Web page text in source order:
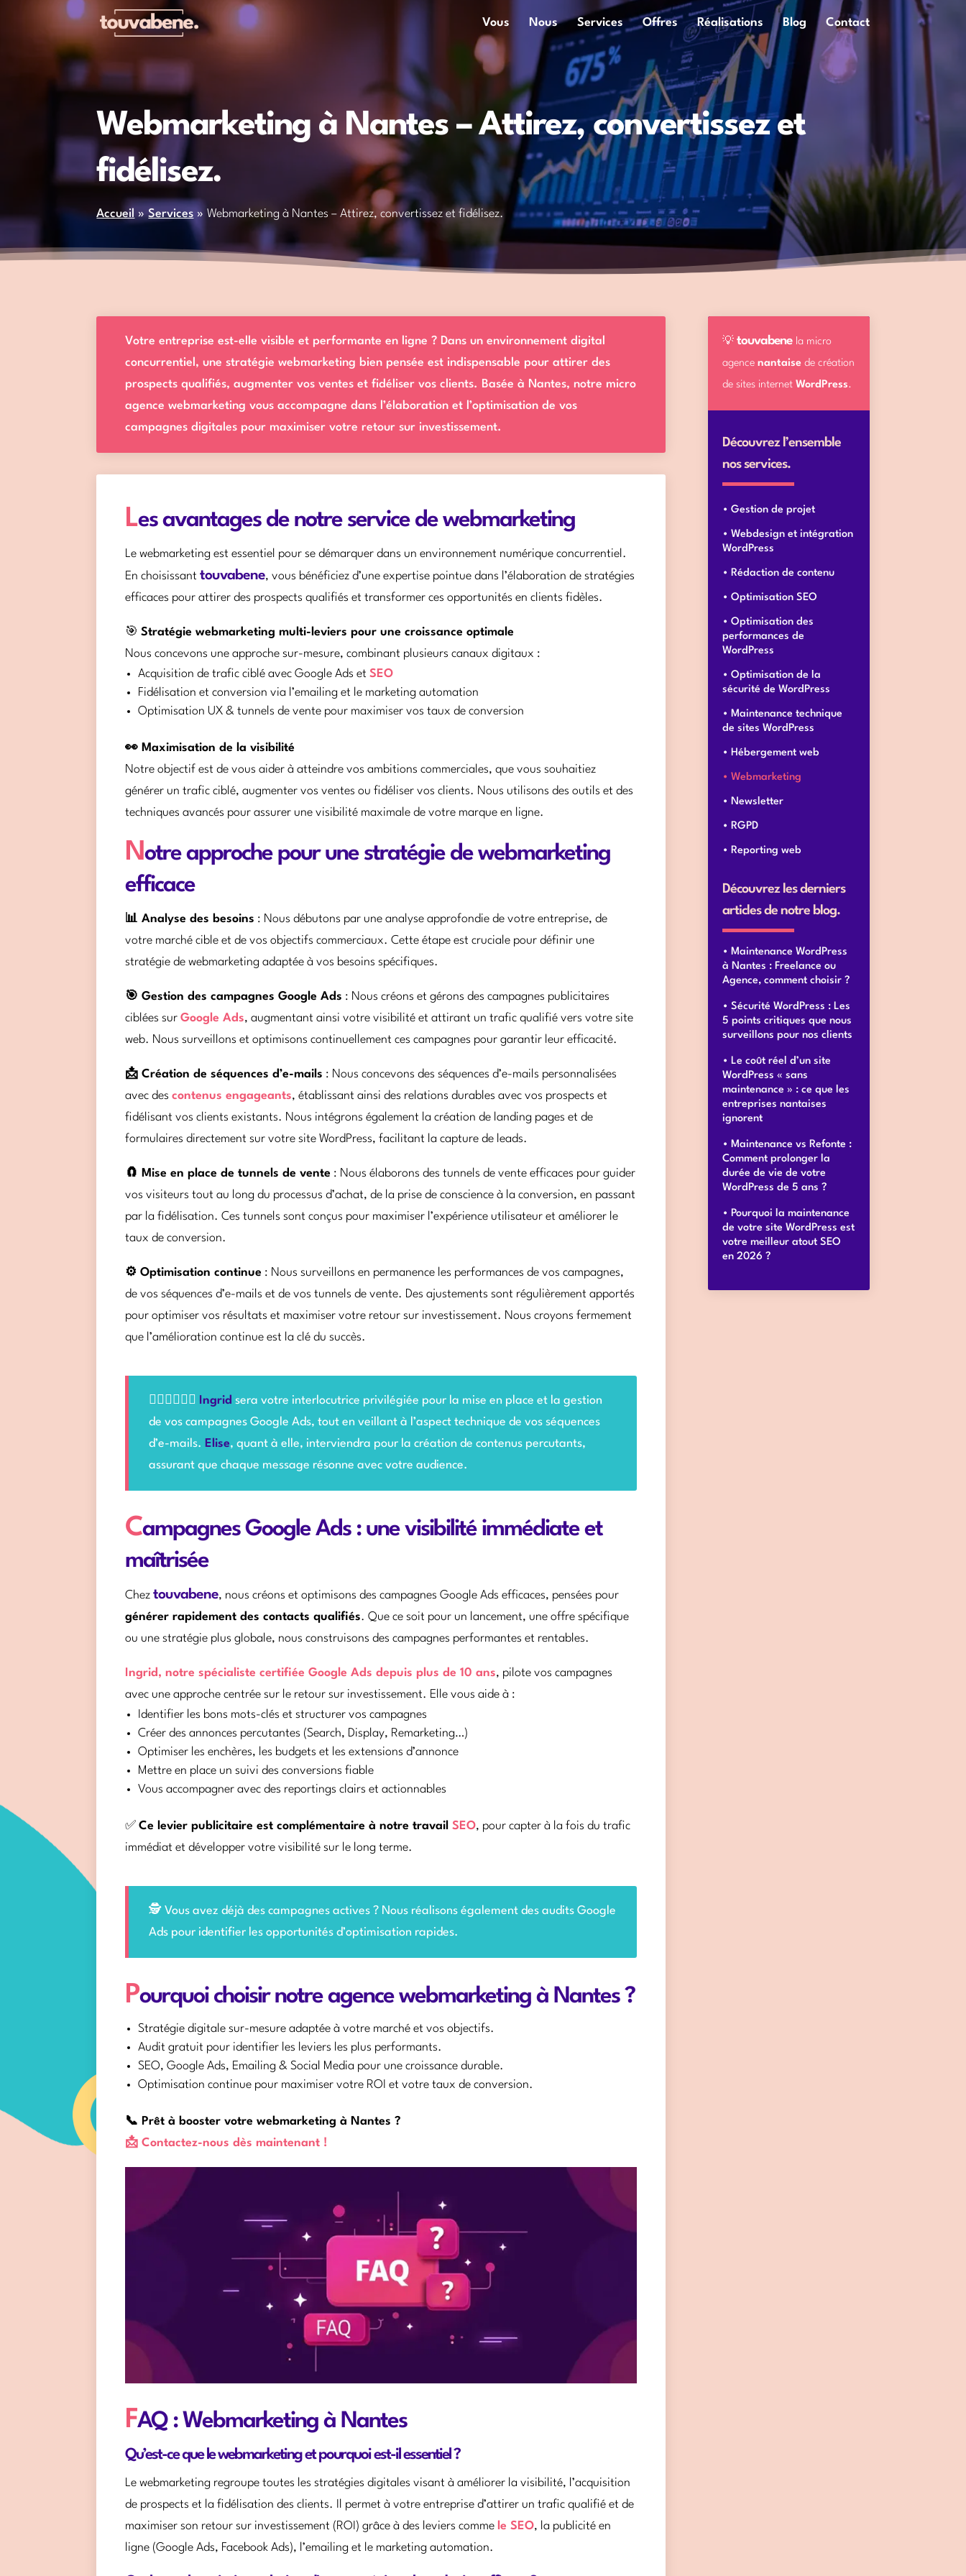
Vous Nous Services Offres Réalisations Blog Contact
Webmarketing à Nantes – Attirez, convertissez et
fidélisez.
Accueil »Services »Webmarketing à Nantes – Attirez, convertissez et fidélisez.
Votre entreprise est-elle visible et performante en ligne ? Dans un environnement digital
concurrentiel, une stratégie webmarketing bien pensée est indispensable pour attirer des
prospects qualifiés, augmenter vos ventes et fidéliser vos clients. Basée à Nantes, notre micro
agence webmarketing vous accompagne dans l’élaboration et l’optimisation de vos
campagnes digitales pour maximiser votre retour sur investissement.
Les avantages de notre service de webmarketing
Le webmarketing est essentiel pour se démarquer dans un environnement numérique concurrentiel.
En choisissanttouvabene, vous bénéficiez d’une expertise pointue dans l’élaboration de stratégies
efficaces pour attirer des prospects qualifiés et transformer ces opportunités en clients fidèles.
🎯Stratégie webmarketing multi-leviers pour une croissance optimale
Nous concevons une approche sur-mesure, combinant plusieurs canaux digitaux :
Acquisition de trafic ciblé avec Google Ads etSEO
Fidélisation et conversion via l’emailing et le marketing automation
Optimisation UX & tunnels de vente pour maximiser vos taux de conversion
👀 Maximisation de la visibilité
Notre objectif est de vous aider à atteindre vos ambitions commerciales, que vous souhaitiez
générer un trafic ciblé, augmenter vos ventes ou fidéliser vos clients. Nous utilisons des outils et des
techniques avancés pour assurer une visibilité maximale de votre marque en ligne.
Notre approche pour une stratégie de webmarketing
efficace
📊 Analyse des besoins : Nous débutons par une analyse approfondie de votre entreprise, de
votre marché cible et de vos objectifs commerciaux. Cette étape est cruciale pour définir une
stratégie de webmarketing adaptée à vos besoins spécifiques.
🎯 Gestion des campagnes Google Ads : Nous créons et gérons des campagnes publicitaires
ciblées surGoogle Ads, augmentant ainsi votre visibilité et attirant un trafic qualifié vers votre site
web. Nous surveillons et optimisons continuellement ces campagnes pour garantir leur efficacité.
📩 Création de séquences d’e-mails : Nous concevons des séquences d’e-mails personnalisées
avec descontenus engageants, établissant ainsi des relations durables avec vos prospects et
fidélisant vos clients existants. Nous intégrons également la création de landing pages et de
formulaires directement sur votre site WordPress, facilitant la capture de leads.
🧲 Mise en place de tunnels de vente : Nous élaborons des tunnels de vente efficaces pour guider
vos visiteurs tout au long du processus d’achat, de la prise de conscience à la conversion, en passant
par la fidélisation. Ces tunnels sont conçus pour maximiser l’expérience utilisateur et améliorer le
taux de conversion.
⚙️ Optimisation continue : Nous surveillons en permanence les performances de vos campagnes,
de vos séquences d’e-mails et de vos tunnels de vente. Des ajustements sont régulièrement apportés
pour optimiser vos résultats et maximiser votre retour sur investissement. Nous croyons fermement
que l’amélioration continue est la clé du succès.
🙋🏻‍♀️🙋🏻‍♂️ Ingrid sera votre interlocutrice privilégiée pour la mise en place et la gestion
de vos campagnes Google Ads, tout en veillant à l’aspect technique de vos séquences
d’e-mails. Elise, quant à elle, interviendra pour la création de contenus percutants,
assurant que chaque message résonne avec votre audience.
Campagnes Google Ads : une visibilité immédiate et
maîtrisée
Cheztouvabene, nous créons et optimisons des campagnes Google Ads efficaces, pensées pour
générer rapidement des contacts qualifiés. Que ce soit pour un lancement, une offre spécifique
ou une stratégie plus globale, nous construisons des campagnes performantes et rentables.
Ingrid, notre spécialiste certifiée Google Ads depuis plus de 10 ans, pilote vos campagnes
avec une approche centrée sur le retour sur investissement. Elle vous aide à :
Identifier les bons mots-clés et structurer vos campagnes
Créer des annonces percutantes (Search, Display, Remarketing…)
Optimiser les enchères, les budgets et les extensions d’annonce
Mettre en place un suivi des conversions fiable
Vous accompagner avec des reportings clairs et actionnables
✅Ce levier publicitaire est complémentaire à notre travailSEO, pour capter à la fois du trafic
immédiat et développer votre visibilité sur le long terme.
🕵 Vous avez déjà des campagnes actives ? Nous réalisons également des audits Google
Ads pour identifier les opportunités d’optimisation rapides.
Pourquoi choisir notre agence webmarketing à Nantes ?
Stratégie digitale sur-mesure adaptée à votre marché et vos objectifs.
Audit gratuit pour identifier les leviers les plus performants.
SEO, Google Ads, Emailing & Social Media pour une croissance durable.
Optimisation continue pour maximiser votre ROI et votre taux de conversion.
📞 Prêt à booster votre webmarketing à Nantes ?
📩 Contactez-nous dès maintenant !
FAQ : Webmarketing à Nantes
Qu’est-ce que le webmarketing et pourquoi est-il essentiel ?
Le webmarketing regroupe toutes les stratégies digitales visant à améliorer la visibilité, l’acquisition
de prospects et la fidélisation des clients. Il permet à votre entreprise d’attirer un trafic qualifié et de
maximiser son retour sur investissement (ROI) grâce à des leviers comme le SEO, la publicité en
ligne (Google Ads, Facebook Ads), l’emailing et le marketing automation.
💡touvabenela micro
agencenantaise de création
de sites internetWordPress.
Découvrez l’ensemble
nos services.
Gestion de projet
Webdesign et intégration
WordPress
Rédaction de contenu
Optimisation SEO
Optimisation des
performances de
WordPress
Optimisation de la
sécurité de WordPress
Maintenance technique
de sites WordPress
Hébergement web
Webmarketing
Newsletter
RGPD
Reporting web
Découvrez les derniers
articles de notre blog.
Maintenance WordPress
à Nantes : Freelance ou
Agence, comment choisir ?
Sécurité WordPress : Les
5 points critiques que nous
surveillons pour nos clients
Le coût réel d’un site
WordPress « sans
maintenance » : ce que les
entreprises nantaises
ignorent
Maintenance vs Refonte :
Comment prolonger la
durée de vie de votre
WordPress de 5 ans ?
Pourquoi la maintenance
de votre site WordPress est
votre meilleur atout SEO
en 2026 ?